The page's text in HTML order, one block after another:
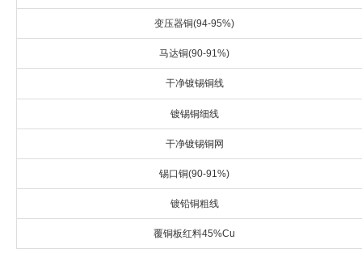
数字报
变压器铜(94-95%)
马达铜(90-91%)
干净镀锡铜线
镀锡铜细线
干净镀锡铜网
锡口铜(90-91%)
镀铅铜粗线
覆铜板红料45%Cu